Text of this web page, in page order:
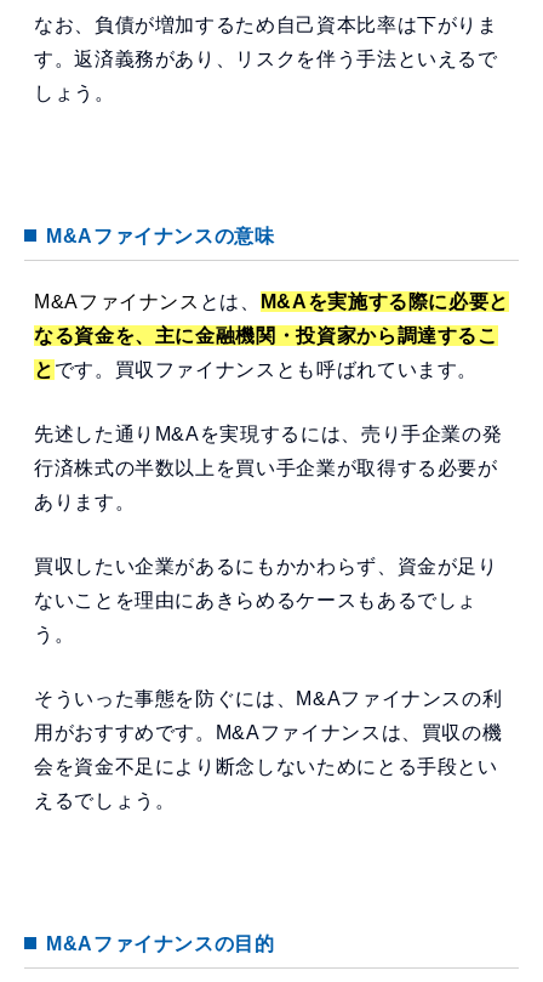
なお、負債が増加するため自己資本比率は下がりま
す。返済義務があり、リスクを伴う手法といえるで
しょう。
M&Aファイナンスの意味
M&Aファイナンス とは、
M&Aを実施する際に必要と
なる資金を、主に金融機関・投資家から調達するこ
と です。買収ファイナンスとも呼ばれています。
先述した通りM&Aを実現するには、売り手企業の発
行済株式の半数以上を買い手企業が取得する必要が
あります。
買収したい企業があるにもかかわらず、資金が足り
ないことを理由にあきらめるケースもあるでしょ
う。
そういった事態を防ぐには、M&Aファイナンスの利
用がおすすめです。M&Aファイナンスは、買収の機
会を資金不足により断念しないためにとる手段とい
えるでしょう。
M&Aファイナンスの目的